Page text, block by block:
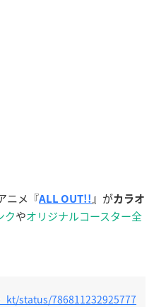
ニメ『ALL OUT!!』がカラオ
クやオリジナルコースター全
status/786811232925777